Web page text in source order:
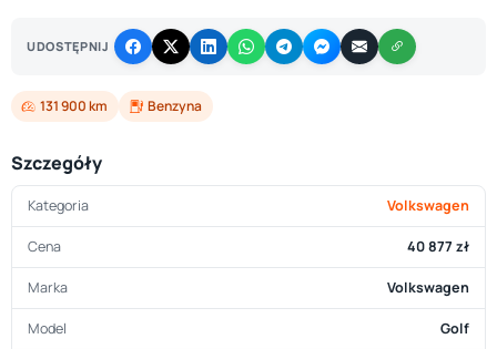
UDOSTĘPNIJ
131 900 km Benzyna
Szczegóły
Kategoria Volkswagen
Cena 40 877 zł
Marka Volkswagen
Model Golf